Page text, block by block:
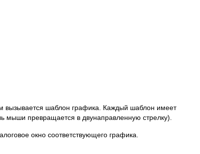
вызывается шаблон графика. Каждый шаблон имеет
мыши превращается в двунаправленную стрелку).
окно соответствующего графика.